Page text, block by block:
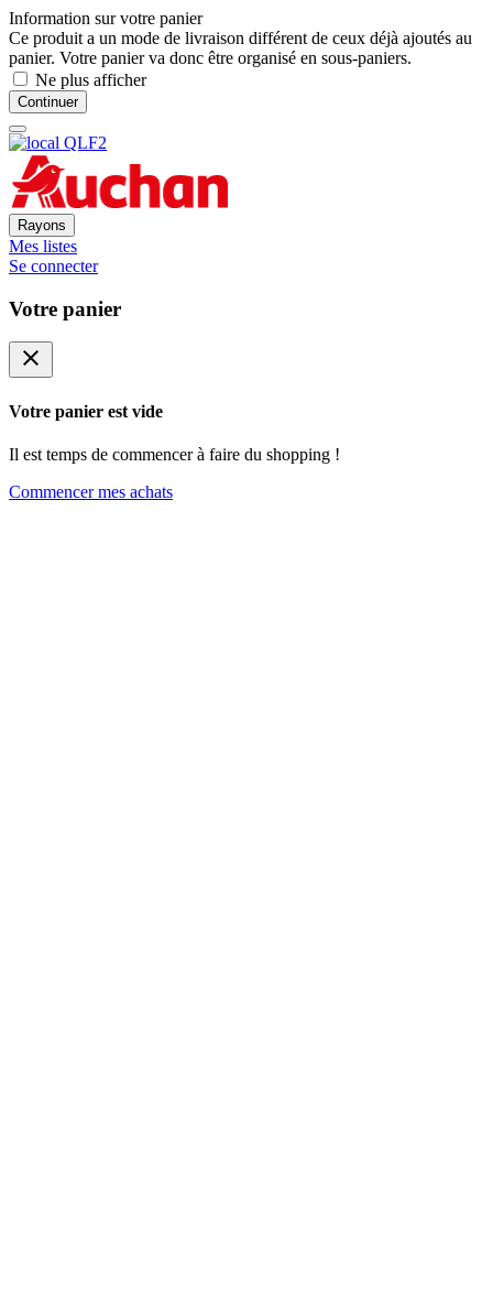
Information sur votre panier
Ce produit a un mode de livraison différent de ceux déjà ajoutés au
panier. Votre panier va donc être organisé en sous-paniers.
Ne plus afficher
Continuer
Rayons
Mes listes
Se connecter
Votre panier
close
Votre panier est vide
Il est temps de commencer à faire du shopping !
Commencer mes achats